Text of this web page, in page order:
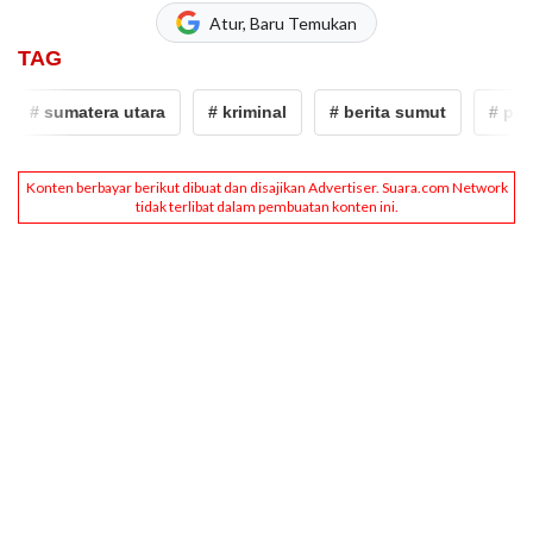
Atur, Baru Temukan
TAG
# sumatera utara # kriminal # berita sumut #